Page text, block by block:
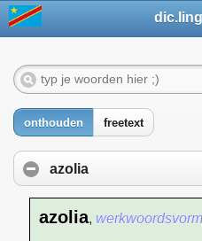
onthouden freetext
azolia
azolia, werkwoordsvorm